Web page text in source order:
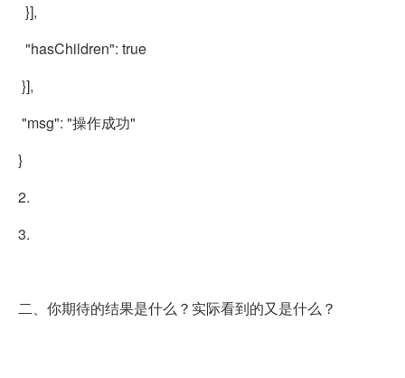
}],
"hasChildren": true
}],
"msg": "操作成功"
}
2.
3.
二、你期待的结果是什么？实际看到的又是什么？